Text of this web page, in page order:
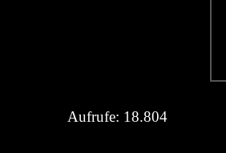
Aufrufe: 18.804